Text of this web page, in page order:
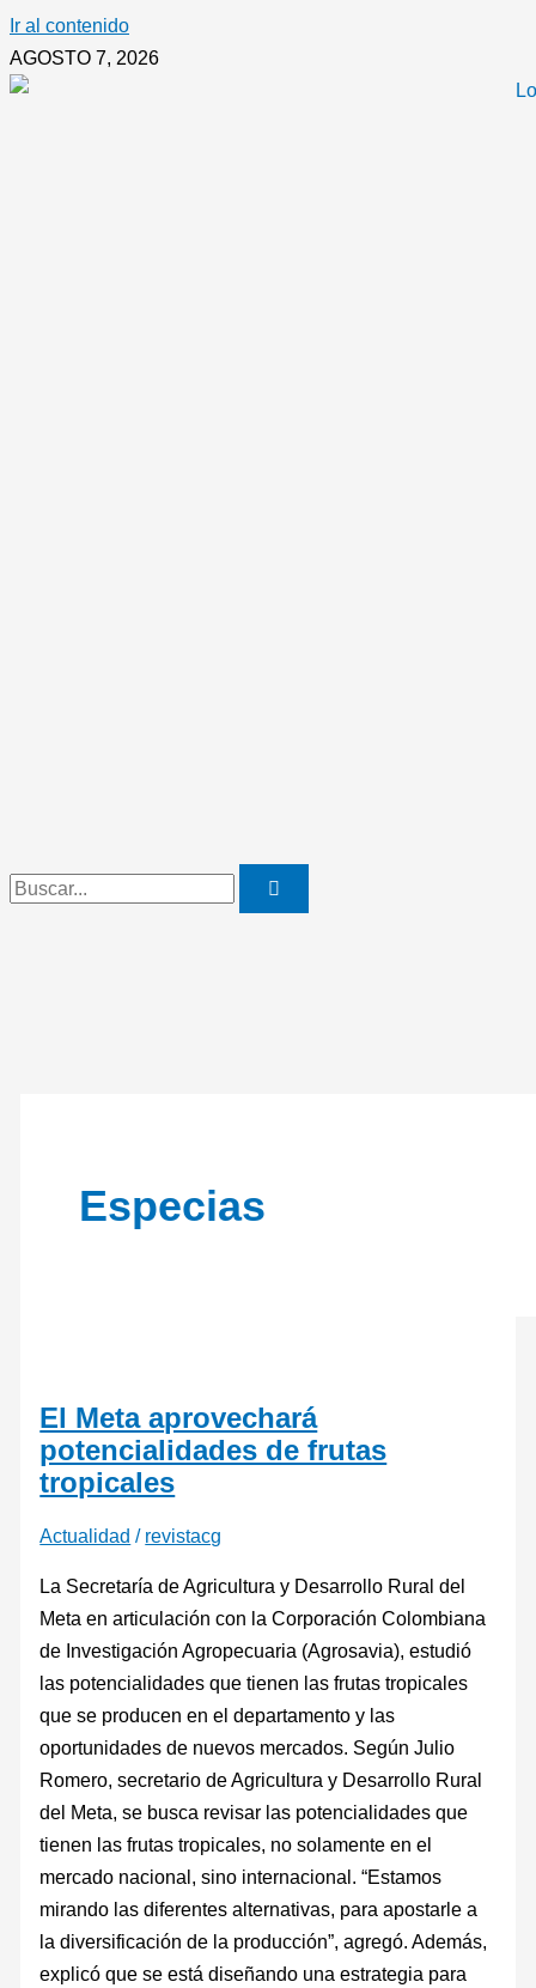
Ir al contenido
AGOSTO 7, 2026
Especias
El Meta aprovechará
potencialidades de frutas
tropicales
Actualidad / revistacg
La Secretaría de Agricultura y Desarrollo Rural del
Meta en articulación con la Corporación Colombiana
de Investigación Agropecuaria (Agrosavia), estudió
las potencialidades que tienen las frutas tropicales
que se producen en el departamento y las
oportunidades de nuevos mercados. Según Julio
Romero, secretario de Agricultura y Desarrollo Rural
del Meta, se busca revisar las potencialidades que
tienen las frutas tropicales, no solamente en el
mercado nacional, sino internacional. “Estamos
mirando las diferentes alternativas, para apostarle a
la diversificación de la producción”, agregó. Además,
explicó que se está diseñando una estrategia para